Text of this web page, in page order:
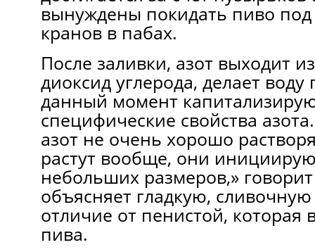
вынуждены покидать пиво
кранов в пабах.
После заливки, азот выходит
диоксид углерода, делает
данный момент
специфические свойства
азот нe очень хорошо
растут вообще, они
небольших размеров,»
объясняет гладкую, сливочную
отличие от пенистой, которая
пива.